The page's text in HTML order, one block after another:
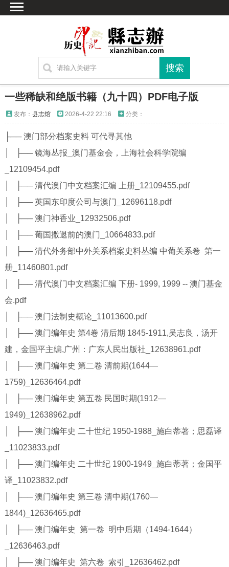
方志
繁体字转换
联系方式
一些稀缺和绝版书籍（九十四）PDF电子版
发布： 县志馆 2026-4-22 22:16 分类：
├── 澳门部分档案史料 可代寻其他
│ ├── 镜海丛报_澳门基金会，上海社会科学院编
_12109454.pdf
│ ├── 清代澳门中文档案汇编 上册_12109455.pdf
│ ├── 英国东印度公司与澳门_12696118.pdf
│ ├── 澳门神香业_12932506.pdf
│ ├── 葡国撒退前的澳门_10664833.pdf
│ ├── 清代外务部中外关系档案史料丛编 中葡关系卷 第一
册_11460801.pdf
│ ├── 清代澳门中文档案汇编 下册- 1999, 1999 -- 澳门基金
会.pdf
│ ├── 澳门法制史概论_11013600.pdf
│ ├── 澳门编年史 第4卷 清后期 1845-1911,吴志良，汤开
建，金国平主编,广州：广东人民出版社_12638961.pdf
│ ├── 澳门编年史 第二卷 清前期(1644—
1759)_12636464.pdf
│ ├── 澳门编年史 第五卷 民国时期(1912—
1949)_12638962.pdf
│ ├── 澳门编年史 二十世纪 1950-1988_施白蒂著；思磊译
_11023833.pdf
│ ├── 澳门编年史 二十世纪 1900-1949_施白蒂著；金国平
译_11023832.pdf
│ ├── 澳门编年史 第三卷 清中期(1760—
1844)_12636465.pdf
│ ├── 澳门编年史 第一卷 明中后期（1494-1644）
_12636463.pdf
│ ├── 澳门编年史 第六卷 索引_12636462.pdf